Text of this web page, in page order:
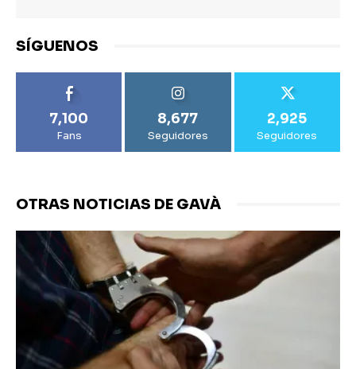
SÍGUENOS
7,100
Fans
8,677
Seguidores
2,925
Seguidores
OTRAS NOTICIAS DE GAVÀ